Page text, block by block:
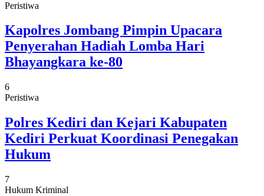
Peristiwa
Kapolres Jombang Pimpin Upacara
Penyerahan Hadiah Lomba Hari
Bhayangkara ke-80
6
Peristiwa
Polres Kediri dan Kejari Kabupaten
Kediri Perkuat Koordinasi Penegakan
Hukum
7
Hukum Kriminal